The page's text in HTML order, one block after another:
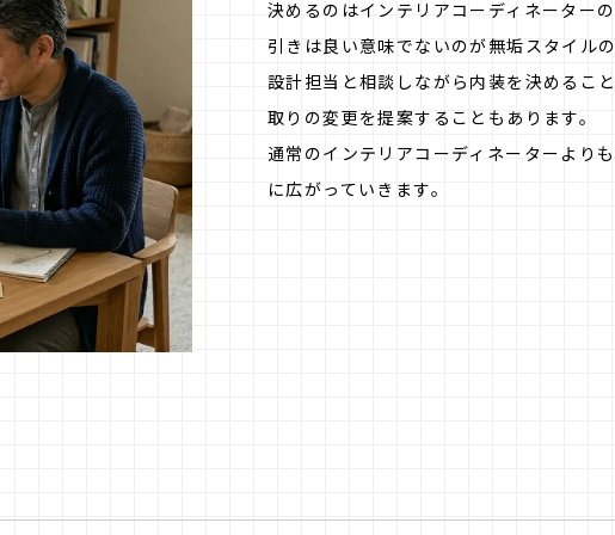
決めるのはインテリアコーディネーター
引きは良い意味でないのが無垢スタイルの
設計担当と相談しながら内装を決めるこ
取りの変更を提案することもあります。
通常のインテリアコーディネーターより
に広がっていきます。